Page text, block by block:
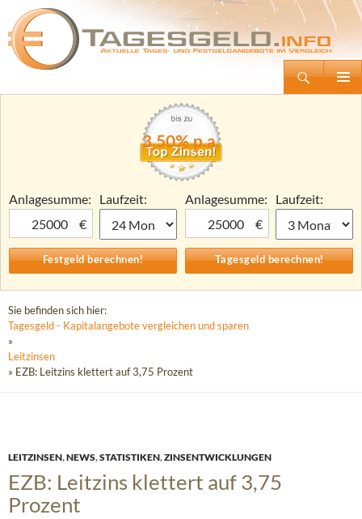
Tagesgeld.info – Tagesgeldkonten vergleichen und Tagesgeld-Zinsen berechnen
Zum
3,50% p.a.
Anlagesumme:
€
Laufzeit:
Anlagesumme:
€
Laufzeit:
Sie befinden sich hier:
Tagesgeld - Kapitalangebote vergleichen und sparen
»
Leitzinsen
» EZB: Leitzins klettert auf 3,75 Prozent
LEITZINSEN,NEWS,STATISTIKEN,ZINSENTWICKLUNGEN
EZB: Leitzins klettert auf 3,75
Prozent